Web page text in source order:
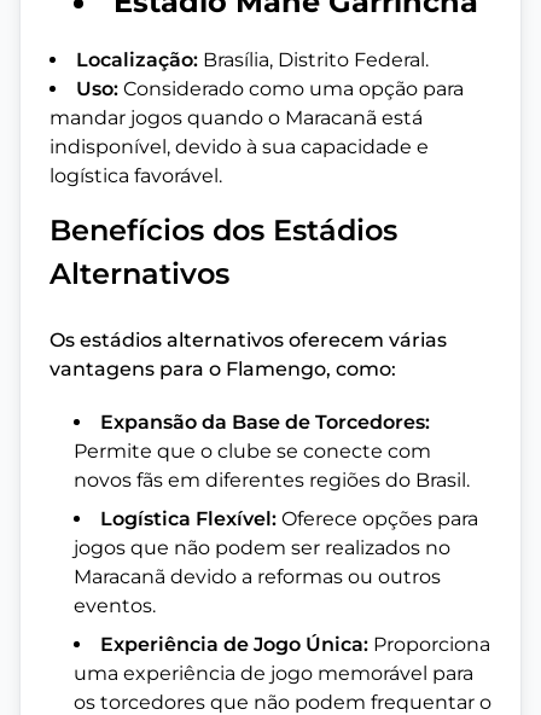
Localização: Brasília, Distrito Federal.
Uso: Considerado como uma opção para
mandar jogos quando o Maracanã está
indisponível, devido à sua capacidade e
logística favorável.
Benefícios dos Estádios
Alternativos
Os estádios alternativos oferecem várias
vantagens para o Flamengo, como:
Expansão da Base de Torcedores:
Permite que o clube se conecte com
novos fãs em diferentes regiões do Brasil.
Logística Flexível: Oferece opções para
jogos que não podem ser realizados no
Maracanã devido a reformas ou outros
eventos.
Experiência de Jogo Única: Proporciona
uma experiência de jogo memorável para
os torcedores que não podem frequentar o